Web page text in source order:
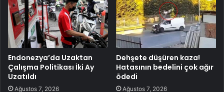
Endonezya’da Uzaktan
Çalışma Politikası İki Ay
Uzatıldı
Ağustos 7, 2026
Dehşete düşüren kaza!
Hatasının bedelini çok ağır
ödedi
Ağustos 7, 2026